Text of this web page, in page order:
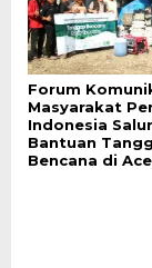
Forum
Masyarakat
Indonesia
Bantuan
Bencana di